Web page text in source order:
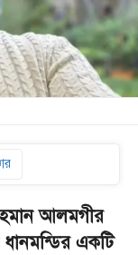
আলমগীর
একটি